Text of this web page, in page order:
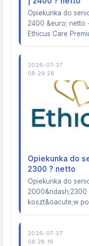
Opiekunka do
2400 &euro; netto
Ethicus Care
2026-07-27
08:29:28
Opiekunka do
2300 ? netto
Opiekunka do
koszt&oacute;w
2026-07-27
08:28:16